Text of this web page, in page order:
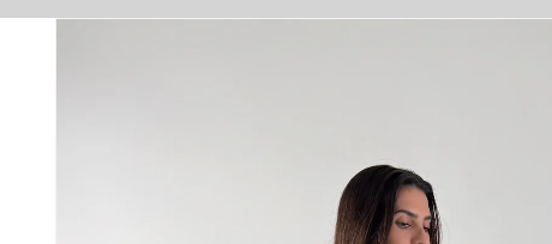
Saltar para